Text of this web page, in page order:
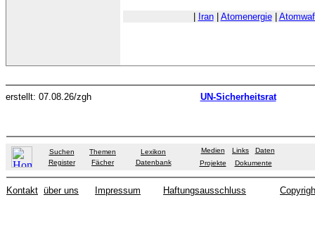
Iran| Atomenergie|
erstellt: 07.08.26/zgh UN-Sicherheitsrat
Suchen Themen
Lexikon
Register
Fächer Datenbank
Medien Links
Daten
Projekte
Dokumente
Kontakt über uns Impressum Haftungsausschluss